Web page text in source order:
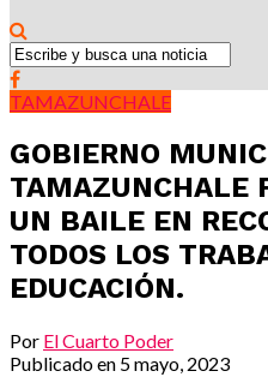
TAMAZUNCHALE
GOBIERNO
TAMAZUNCHALE
UN BAILE EN
TODOS LOS
EDUCACIÓN.
Por El Cuarto Poder
Publicado en 5 mayo, 2023